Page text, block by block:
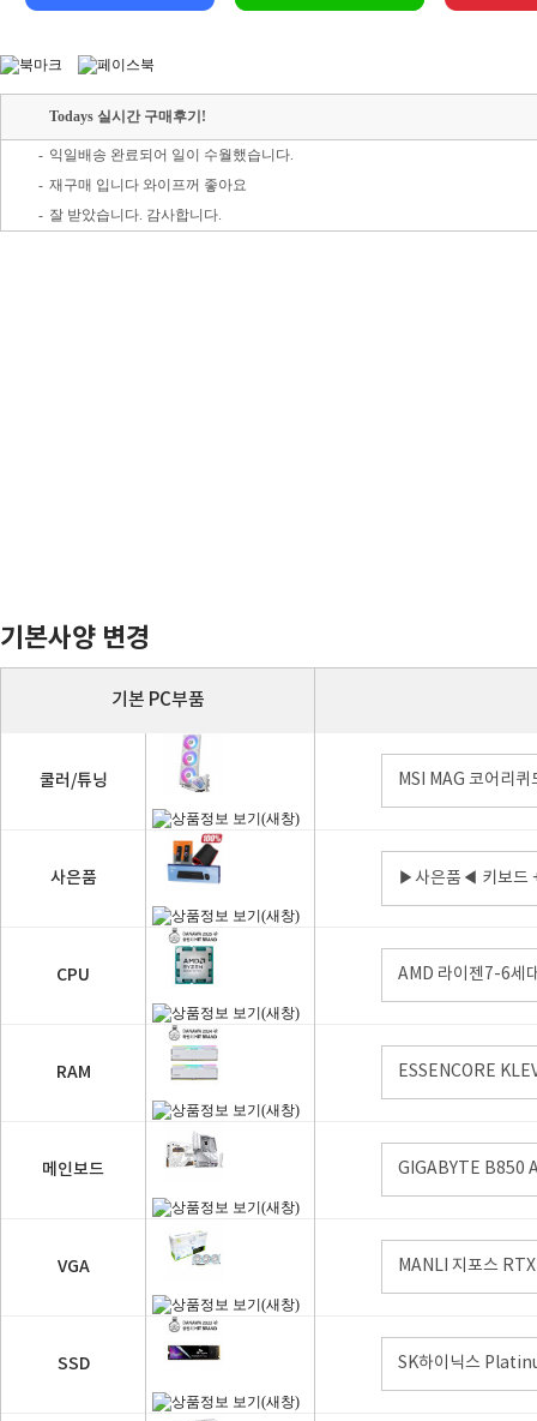
Todays 실시간 구매후기!
- 익일배송 완료되어 일이 수월했습니다.
- 재구매 입니다 와이프꺼 좋아요
- 잘 받았습니다. 감사합니다.
기본사양 변경
기본 PC부품
쿨러/튜닝 MSI MAG 코어리
사은품 ▶사은품◀ 키보드
CPU AMD 라이젠7-6세
RAM ESSENCORE
메인보드 GIGABYTE B850
VGA MANLI 지포스
SSD SK하이닉스